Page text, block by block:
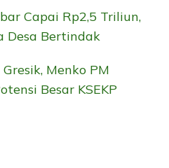
Capai Rp2,5 Triliun,
Desa Bertindak
Menko PM
Besar KSEKP